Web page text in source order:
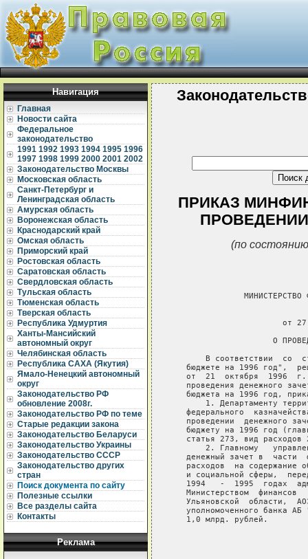
Навигация
Главная
Новости сайта
Федеральное
законодательство
1991 1992 1993 1994 1995 1996
1997 1998 1999 2000 2001 2002
Законодательство Москвы
Московская область
Санкт-Петербург и
Ленинградская область
Амурская область
Воронежская область
Краснодарский край
Омская область
Приморский край
Ростовская область
Саратовская область
Свердловская область
Тульская область
Тюменская область
Тверская область
Республика Удмуртия
Ханты-Мансийский
автономный округ
Челябинская область
Республика САХА (Якутия)
Ямало-Ненецкий автономный
округ
Законодательство РФ
обновление 2008г.
Законодательство РФ по теме
Старые редакции закона
Законодательство Беларуси
Законодательство Украины
Законодательство СССР
Законодательство других
стран
Поиск документа по сайту
Полезные ссылки
Все разделы сайта
Контакты
Реклама
ПРИКАЗ
(по
МИНИСТЕРСТВО
от
О
В соответствии  со
бюджете на 1996 год",
от  21  октября  1996
проведения денежного
бюджета на 1996 год,
1. Департаменту
федерального
проведении  денежного
бюджету на 1996 год
статья 273, вид расходов
2. Главному
денежный зачет в  части
расходов  на содержание
и социальной сферы,
1994   -  1995  годах
Министерством  финансов
Ульяновской  области,
уполномоченного банка АБ
   1,0 млрд. рублей.